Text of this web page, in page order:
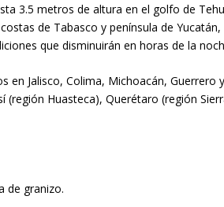
3.5 metros de altura en el golfo de
de Tabasco y península de Yucatán,
que disminuirán en horas de la
Jalisco, Colima, Michoacán, Guerrero
Huasteca), Querétaro (región
de granizo.